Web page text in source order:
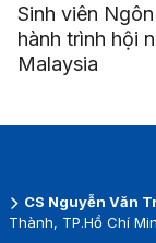
Sinh viên
hành trình hội
Malaysia
CS Nguyễn Văn
Thành, TP.Hồ Chí